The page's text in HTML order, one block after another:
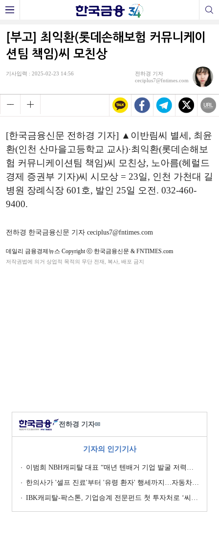
[부고] 최익환(롯데손해보험 커뮤니케이
션팀 책임)씨 모친상
기사입력 : 2025-02-23 14:56
전하경 기자
ceciplus7@fntimes.com
[한국금융신문 전하경 기자] ▲이반림씨 별세, 최윤
환(인천 산마을고등학교 교사)·최익환(롯데손해보
험 커뮤니케이션팀 책임)씨 모친상, 노아름(헤럴드
경제 증권부 기자)씨 시모상 = 23일, 인천 가천대 길
병원 장례식장 601호, 발인 25일 오전. 032-460-
9400.
전하경 한국금융신문 기자 ceciplus7@fntimes.com
데일리 금융경제뉴스 Copyright ⓒ 한국금융신문 & FNTIMES.com
저작권법에 의거 상업적 목적의 무단 전재, 복사, 배포 금지
전하경 기자✉
기자의 인기기사
이범희 NBH캐피탈 대표 “매년 텐배거 기업 발굴 저력…올해 ROE 20% 목표”
한의사가 '셀프 진료'부터 '유령 환자' 행세까지…자동차보험 악용 심각 [경상환자 8주룰 도입 초읽기]
IBK캐피탈-팍스톤, 기업승계 전문펀드 첫 투자처로 ‘씨엠디기술단’ 낙점 [캐피탈사 돋보기]